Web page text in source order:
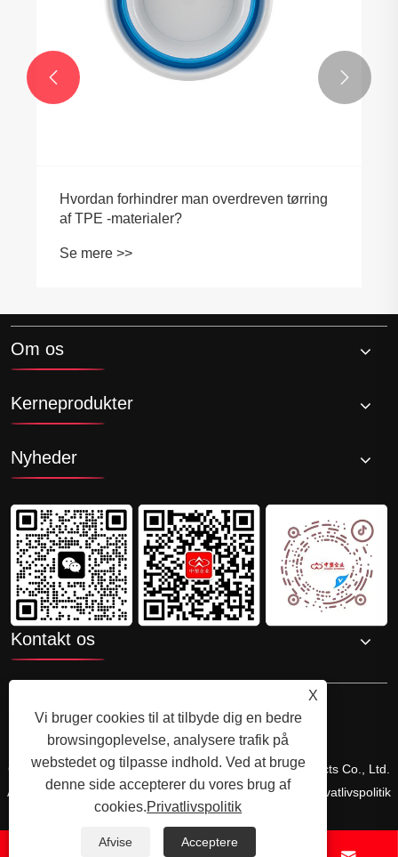
 
Om os
Kerneprodukter
Nyheder
Kontakt os
Copyright © 2025 Shenzhenzhongsuwang Plastic Products Co., Ltd.
Alle rettigheder forbeholdes.Links Sitemap RSS XML Privatlivspolitik
X
Vi bruger cookies til at tilbyde dig en bedre
browsingoplevelse, analysere trafik på
webstedet og tilpasse indhold. Ved at bruge
denne side accepterer du vores brug af
cookies.Privatlivspolitik
Afvise Acceptere